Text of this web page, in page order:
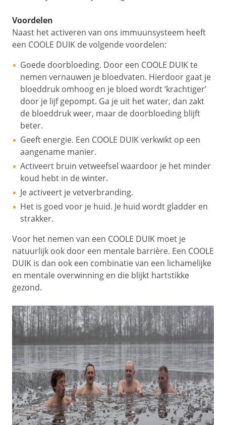
Voordelen
Naast het activeren van ons immuunsysteem heeft
een COOLE DUIK de volgende voordelen:
Goede doorbloeding. Door een COOLE DUIK te
nemen vernauwen je bloedvaten. Hierdoor gaat je
bloeddruk omhoog en je bloed wordt ‘krachtiger’
door je lijf gepompt. Ga je uit het water, dan zakt
de bloeddruk weer, maar de doorbloeding blijft
beter.
Geeft energie. Een COOLE DUIK verkwikt op een
aangename manier.
Activeert bruin vetweefsel waardoor je het minder
koud hebt in de winter.
Je activeert je vetverbranding.
Het is goed voor je huid. Je huid wordt gladder en
strakker.
Voor het nemen van een COOLE DUIK moet je
natuurlijk ook door een mentale barrière. Een COOLE
DUIK is dan ook een combinatie van een lichamelijke
en mentale overwinning en die blijkt hartstikke
gezond.